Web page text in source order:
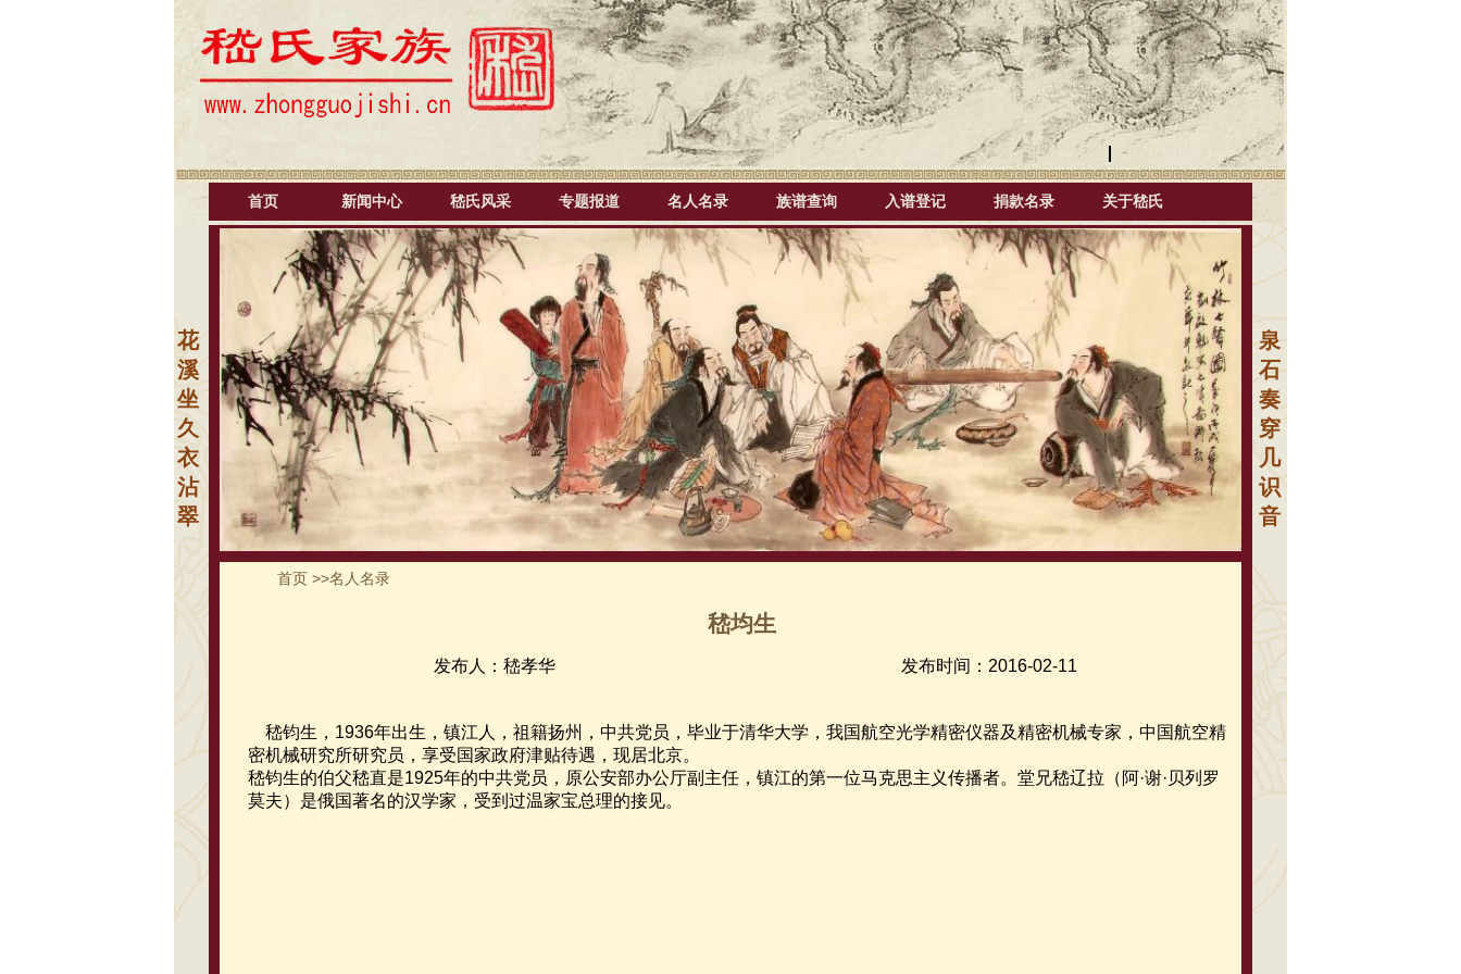
首页 新闻中心 嵇氏风采 专题报道 名人名录 族谱查询 入谱登记 捐款名录 关于嵇氏
花
溪
坐
久
衣
沾
翠
泉
石
奏
穿
几
识
音
首页 >>名人名录
嵇均生
发布人：嵇孝华 发布时间：2016-02-11
嵇钧生，1936年出生，镇江人，祖籍扬州，中共党员，毕业于清华大学，我国航空光学精密仪器及精密机械专家，中国航空精
密机械研究所研究员，享受国家政府津贴待遇，现居北京。
嵇钧生的伯父嵇直是1925年的中共党员，原公安部办公厅副主任，镇江的第一位马克思主义传播者。堂兄嵇辽拉（阿·谢·贝列罗
莫夫）是俄国著名的汉学家，受到过温家宝总理的接见。